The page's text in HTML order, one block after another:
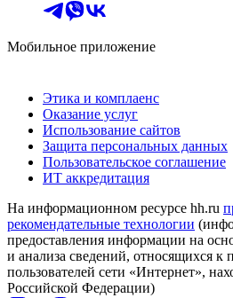
Мобильное приложение
Этика и комплаенс
Оказание услуг
Использование сайтов
Защита персональных данных
Пользовательское соглашение
ИТ аккредитация
На информационном ресурсе hh.ru
рекомендательные технологии
предоставления информации на
и анализа сведений, относящихся к
пользователей сети «Интернет»,
Российской Федерации)